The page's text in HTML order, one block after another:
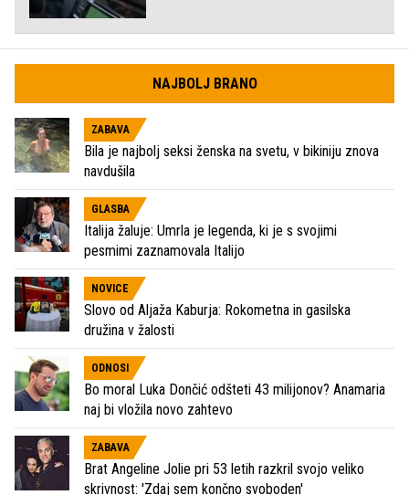
NAJBOLJ BRANO
ZABAVA
Bila je najbolj seksi ženska na svetu, v bikiniju znova
navdušila
GLASBA
Italija žaluje: Umrla je legenda, ki je s svojimi
pesmimi zaznamovala Italijo
NOVICE
Slovo od Aljaža Kaburja: Rokometna in gasilska
družina v žalosti
ODNOSI
Bo moral Luka Dončić odšteti 43 milijonov? Anamaria
naj bi vložila novo zahtevo
ZABAVA
Brat Angeline Jolie pri 53 letih razkril svojo veliko
skrivnost: 'Zdaj sem končno svoboden'